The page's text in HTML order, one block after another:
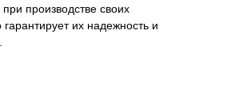
производстве своих
их надежность и